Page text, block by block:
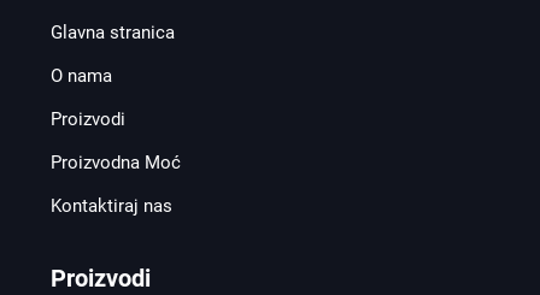
Glavna stranica
O nama
Proizvodi
Proizvodna Moć
Kontaktiraj nas
Proizvodi